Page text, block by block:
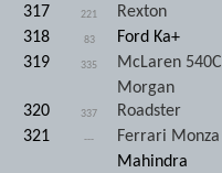
317 221
Rexton
318
83 Ford Ka+
319
335 McLaren 540C
320 337
Morgan
Roadster
321
--- Ferrari Monza
Mahindra